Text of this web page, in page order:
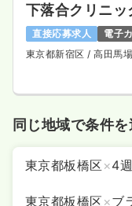
下落合クリニッ
直接応募求人
電子
東京都新宿区/ 高田馬
同じ地域で条件
東京都板橋区 ×4
東京都板橋区 ×ブ